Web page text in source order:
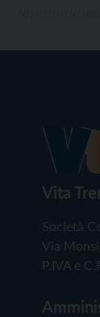
Vita
Società
Via
P.IVA e